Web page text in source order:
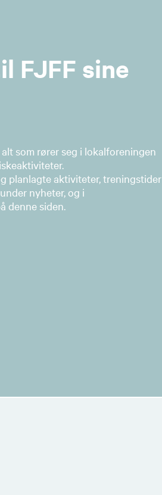
FJFF sine
som rører seg i lokalforeningen
planlagte aktiviteter, treningstider
nyheter, og i
denne siden.